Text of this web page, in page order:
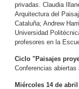
privadas. Claudia
Arquitectura del
Cataluña; Andrew
Universidad
profesores en la
Ciclo "Paisajes
Conferencias abiertas
Miércoles 14 de